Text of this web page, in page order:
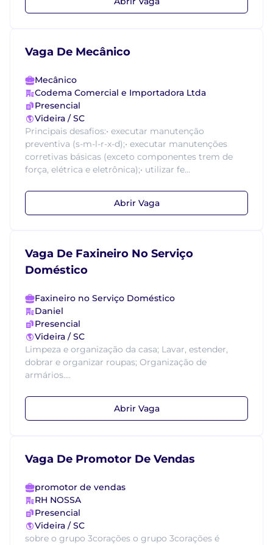
Vaga De Mecânico
Mecânico
Codema Comercial e Importadora Ltda
Presencial
Videira / SC
Principais desafios:• executar manutenção
preventiva (s-m-l-r-x-d);• executar manutenções
corretivas básicas (exceto componentes trem de
força, elétrica e eletrônica);• utilizar fe...
Abrir Vaga
Vaga De Faxineiro No Serviço
Doméstico
Faxineiro no Serviço Doméstico
Daniel
Presencial
Videira / SC
Limpeza e organização da casa; Lavar, estender,
dobrar e organizar roupas; Organização de
armários....
Abrir Vaga
Vaga De Promotor De Vendas
promotor de vendas
RH NOSSA
Presencial
Videira / SC
sobre o grupo 3corações o grupo 3corações é